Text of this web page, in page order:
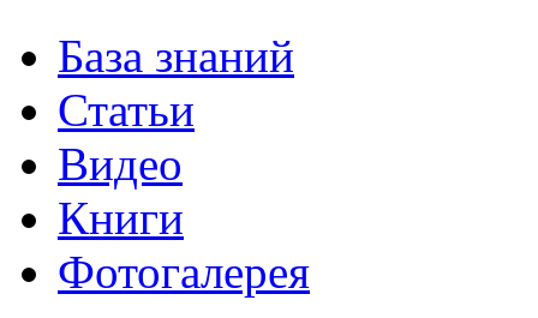
База знаний
Статьи
Видео
Книги
Фотогалерея